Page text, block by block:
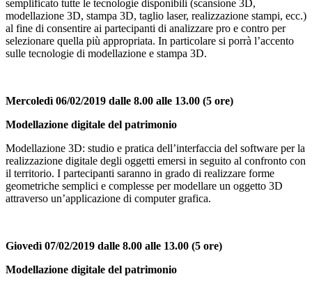
semplificato tutte le tecnologie disponibili (scansione 3D,
modellazione 3D, stampa 3D, taglio laser, realizzazione stampi, ecc.)
al fine di consentire ai partecipanti di analizzare pro e contro per
selezionare quella più appropriata. In particolare si porrà l’accento
sulle tecnologie di modellazione e stampa 3D.
Mercoledì 06/02/2019 dalle 8.00 alle 13.00 (5 ore)
Modellazione digitale del patrimonio
Modellazione 3D: studio e pratica dell’interfaccia del software per la
realizzazione digitale degli oggetti emersi in seguito al confronto con
il territorio. I partecipanti saranno in grado di realizzare forme
geometriche semplici e complesse per modellare un oggetto 3D
attraverso un’applicazione di computer grafica.
Giovedì 07/02/2019 dalle 8.00 alle 13.00 (5 ore)
Modellazione digitale del patrimonio